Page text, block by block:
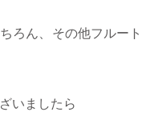
ろん、その他フルート
いましたら